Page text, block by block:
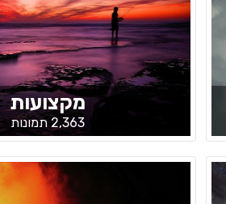
מקצועות
2,363 תמונות